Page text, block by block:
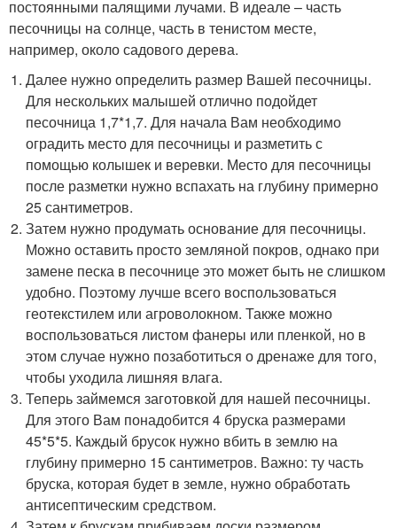
постоянными палящими лучами. В идеале – часть
песочницы на солнце, часть в тенистом месте,
например, около садового дерева.
Далее нужно определить размер Вашей песочницы.
Для нескольких малышей отлично подойдет
песочница 1,7*1,7. Для начала Вам необходимо
оградить место для песочницы и разметить с
помощью колышек и веревки. Место для песочницы
после разметки нужно вспахать на глубину примерно
25 сантиметров.
Затем нужно продумать основание для песочницы.
Можно оставить просто земляной покров, однако при
замене песка в песочнице это может быть не слишком
удобно. Поэтому лучше всего воспользоваться
геотекстилем или агроволокном. Также можно
воспользоваться листом фанеры или пленкой, но в
этом случае нужно позаботиться о дренаже для того,
чтобы уходила лишняя влага.
Теперь займемся заготовкой для нашей песочницы.
Для этого Вам понадобится 4 бруска размерами
45*5*5. Каждый брусок нужно вбить в землю на
глубину примерно 15 сантиметров. Важно: ту часть
бруска, которая будет в земле, нужно обработать
антисептическим средством.